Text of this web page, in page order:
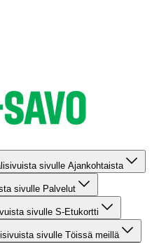
sivulle Ajankohtaista
sivulle Palvelut
sivulle S-Etukortti
sivulle Töissä meillä